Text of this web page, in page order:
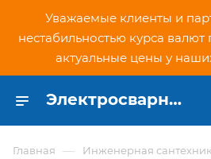
Уважаемые клиенты и
нестабильностью курса валют
актуальные цены у
Электросварное седло с вентилем 110х25 EF Valve Tapping TEE 360 Borfit (Турция) - купить по низкой цене в Москве, интернет-магазин PNDtech.ru
Главная — Инженерная